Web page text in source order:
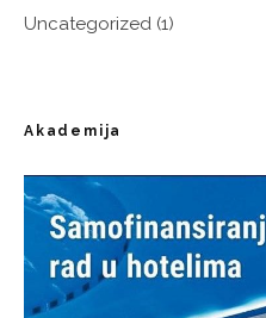
Uncategorized (1)
Akademija